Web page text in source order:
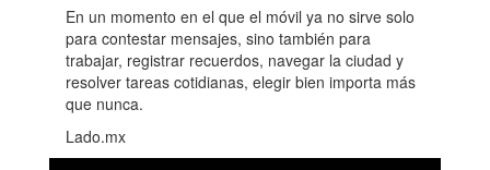
En un momento en el que el móvil ya no sirve solo
para contestar mensajes, sino también para
trabajar, registrar recuerdos, navegar la ciudad y
resolver tareas cotidianas, elegir bien importa más
que nunca.
Lado.mx